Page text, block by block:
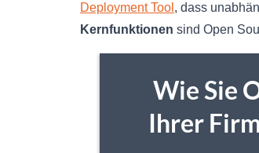
Deployment Tool , dass
Kernfunktionen sind Open